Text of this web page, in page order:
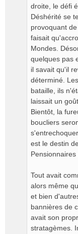
droite, le défi
Déshérité se
provoquant
faisait
Mondes.
quelques pas
il savait qu'il
déterminé.
bataille, ils
laissait un
Bientôt, la
boucliers
est le destin
Pensionnaires
Tout avait
alors même
et bien
bannières de
avait son
stratagèmes.